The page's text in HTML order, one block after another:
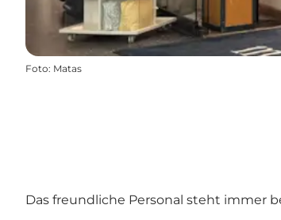
Foto: Matas
Das freundliche Personal steht immer